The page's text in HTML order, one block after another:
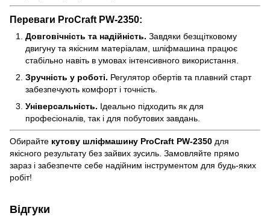
Переваги ProCraft PW-2350:
Довговічність та надійність. Завдяки безщітковому
двигуну та якісним матеріалам, шліфмашина працює
стабільно навіть в умовах інтенсивного використання.
Зручність у роботі. Регулятор обертів та плавний старт
забезпечують комфорт і точність.
Універсальність. Ідеально підходить як для
професіоналів, так і для побутових завдань.
Обирайте кутову шліфмашину ProCraft PW-2350 для
якісного результату без зайвих зусиль. Замовляйте прямо
зараз і забезпечте себе надійним інструментом для будь-яких
робіт!
Відгуки